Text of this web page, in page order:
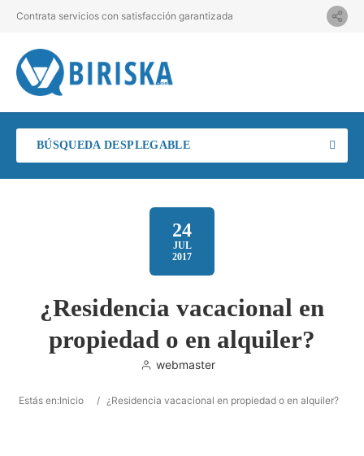
Contrata servicios con satisfacción garantizada
BÚSQUEDA DESPLEGABLE
24
JUL
2017
¿Residencia vacacional en
propiedad o en alquiler?
webmaster
Estás en:Inicio / ¿Residencia vacacional en propiedad o en alquiler?